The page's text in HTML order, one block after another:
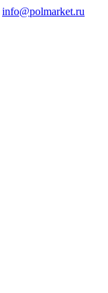
info@polmarket.ru